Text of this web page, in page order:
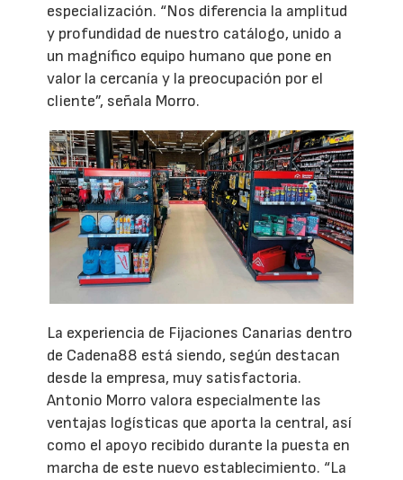
especialización. “Nos diferencia la amplitud
y profundidad de nuestro catálogo, unido a
un magnífico equipo humano que pone en
valor la cercanía y la preocupación por el
cliente”, señala Morro.
La experiencia de Fijaciones Canarias dentro
de Cadena88 está siendo, según destacan
desde la empresa, muy satisfactoria.
Antonio Morro valora especialmente las
ventajas logísticas que aporta la central, así
como el apoyo recibido durante la puesta en
marcha de este nuevo establecimiento. “La